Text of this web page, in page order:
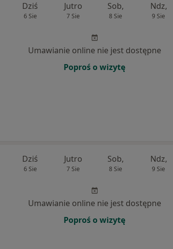
Dziś
6 Sie
Jutro
7 Sie
Sob,
8 Sie
Ndz,
9 Sie
Umawianie online nie jest dostępne
Poproś o wizytę
Dziś
6 Sie
Jutro
7 Sie
Sob,
8 Sie
Ndz,
9 Sie
Umawianie online nie jest dostępne
Poproś o wizytę